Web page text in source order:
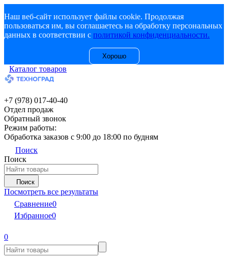
Наш веб-сайт использует файлы cookie. Продолжая
пользоваться им, вы соглашаетесь на обработку персональных
данных в соответствии с политикой конфиденциальности.
Хорошо
Каталог товаров
+7 (978) 017-40-40
Отдел продаж
Обратный звонок
Режим работы:
Обработка заказов с 9:00 до 18:00 по будням
Поиск
Поиск
Поиск
Посмотреть все результаты
Сравнение0
Избранное0
0